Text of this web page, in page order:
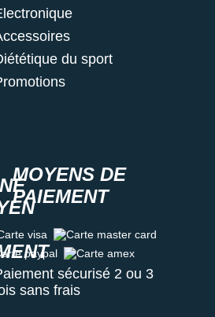
MOYENS DE
PAIEMENT
visa
Carte master card
paypal
Carte amex
sécurisé 2 ou 3
sans frais
du sport